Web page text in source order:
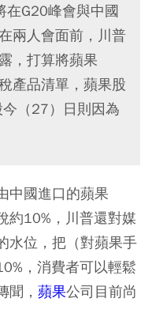
在G20峰會與中國
兩人會面前，川普
，打算將蘋果
產品清單，蘋果股
（27）日則因為
中國進口的蘋果
約10%，川普還對媒
水位，把（對蘋果手
，消費者可以輕鬆
聞， 蘋果公司目前尚